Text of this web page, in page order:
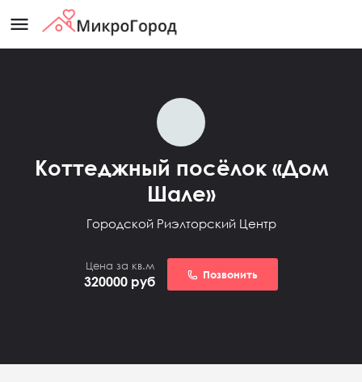
menu
Коттеджный посёлок «Дом
Шале»
Городской Риэлторский Центр
Цена за кв.м
320000 руб Позвонить